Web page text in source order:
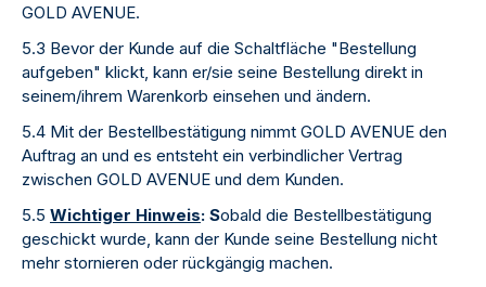
GOLD AVENUE.
5.3 Bevor der Kunde auf die Schaltfläche "Bestellung
aufgeben" klickt, kann er/sie seine Bestellung direkt in
seinem/ihrem Warenkorb einsehen und ändern.
5.4 Mit der Bestellbestätigung nimmt GOLD AVENUE den
Auftrag an und es entsteht ein verbindlicher Vertrag
zwischen GOLD AVENUE und dem Kunden.
5.5 Wichtiger Hinweis: Sobald die Bestellbestätigung
geschickt wurde, kann der Kunde seine Bestellung nicht
mehr stornieren oder rückgängig machen.